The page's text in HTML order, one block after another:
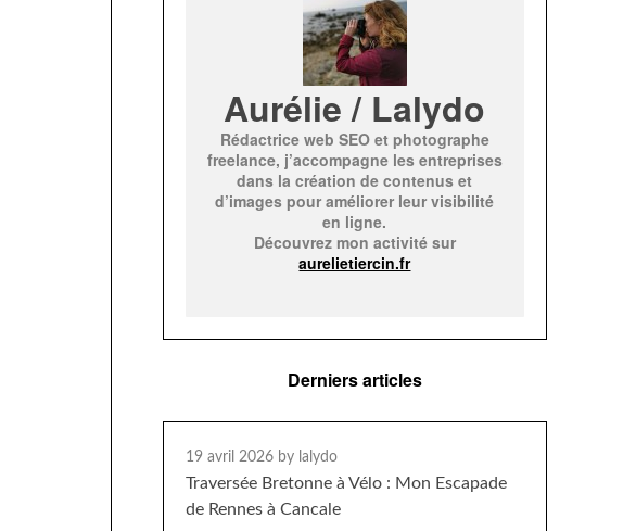
Aurélie / Lalydo
Rédactrice web SEO et photographe
freelance, j’accompagne les entreprises
dans la création de contenus et
d’images pour améliorer leur visibilité
en ligne.
Découvrez mon activité sur
aurelietiercin.fr
Derniers articles
19 avril 2026 by lalydo
Traversée Bretonne à Vélo : Mon Escapade
de Rennes à Cancale